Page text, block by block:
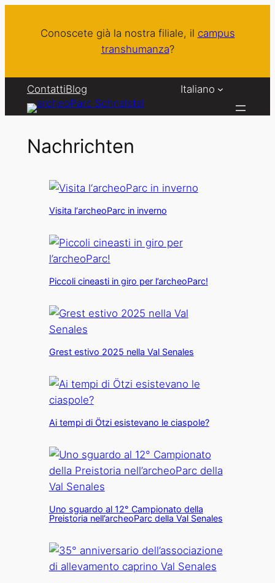
Conoscete già la nostra filiale, il campus
transhumanza?
ContattiBlog Italiano
Nachrichten
Visita l‘archeoParc in inverno
Piccoli cineasti in giro per l’archeoParc!
Grest estivo 2025 nella Val Senales
Ai tempi di Ötzi esistevano le ciaspole?
Uno sguardo al 12° Campionato della
Preistoria nell’archeoParc della Val Senales